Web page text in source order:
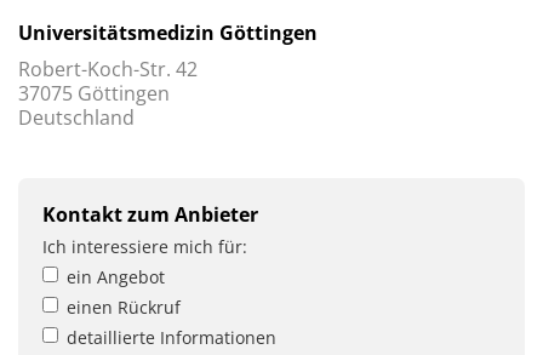
Universitätsmedizin Göttingen
Robert-Koch-Str. 42
37075 Göttingen
Deutschland
Kontakt zum Anbieter
Ich interessiere mich für:
ein Angebot
einen Rückruf
detaillierte Informationen